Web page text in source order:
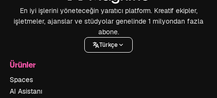
En iyi işlerini yöneteceğin yaratıcı platform. Kreatif ekipler,
işletmeler, ajanslar ve stüdyolar genelinde 1 milyondan fazla
abone.
Türkçe
Ürünler
Spaces
AI Asistanı